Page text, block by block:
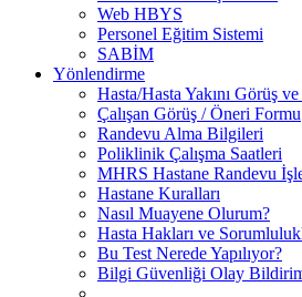
Web HBYS
Personel Eğitim Sistemi
SABİM
Yönlendirme
Hasta/Hasta Yakını Görüş
Çalışan Görüş / Öneri Formu
Randevu Alma Bilgileri
Poliklinik Çalışma Saatleri
MHRS Hastane Randevu
Hastane Kuralları
Nasıl Muayene Olurum?
Hasta Hakları ve
Bu Test Nerede Yapılıyor?
Bilgi Güvenliği Olay